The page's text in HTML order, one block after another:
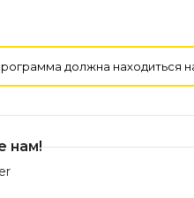
должна находиться
нам!